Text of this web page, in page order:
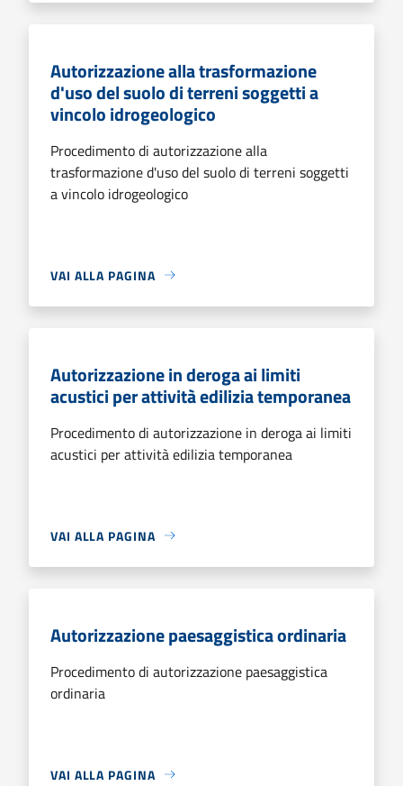
Autorizzazione alla trasformazione
d'uso del suolo di terreni soggetti a
vincolo idrogeologico
Procedimento di autorizzazione alla
trasformazione d'uso del suolo di terreni soggetti
a vincolo idrogeologico
VAI ALLA PAGINA
Autorizzazione in deroga ai limiti
acustici per attività edilizia temporanea
Procedimento di autorizzazione in deroga ai limiti
acustici per attività edilizia temporanea
VAI ALLA PAGINA
Autorizzazione paesaggistica ordinaria
Procedimento di autorizzazione paesaggistica
ordinaria
VAI ALLA PAGINA